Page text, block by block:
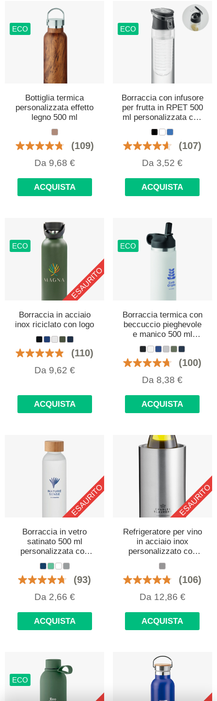
ECO
Bottiglia termica
personalizzata effetto
legno 500 ml
(109)
Da 9,68 €
ACQUISTA
ECO
Borraccia con infusore
per frutta in RPET 500
ml personalizzata con
logo
(107)
Da 3,52 €
ACQUISTA
ECO
ESAURITO
Borraccia in acciaio
inox riciclato con logo
(110)
Da 9,62 €
ACQUISTA
ECO
Borraccia termica con
beccuccio pieghevole
e manico 500 ml
personalizzata con
logo
(100)
Da 8,38 €
ACQUISTA
ESAURITO
Borraccia in vetro
satinato 500 ml
personalizzata con
logo
(93)
Da 2,66 €
ACQUISTA
ESAURITO
Refrigeratore per vino
in acciaio inox
personalizzato con
logo
(106)
Da 12,86 €
ACQUISTA
ECO